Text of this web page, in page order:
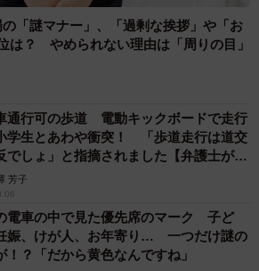
したハラミをご飯にオン！
込んだハラミは焦げないように注意
「謎マナー」、「過剰な挨拶」や「お
は？ やめられない理由は「周りの目」
通行可の歩道 電動キックボードで走行
学生とあわや衝突！ 「歩道走行は道交
でしょ」と指摘されました【弁護士が解
芳子
電車の中で見た優先席のマーク 子ど
娠、けが人、お年寄り… 一つだけ謎の
！？「だから黄色なんですね」